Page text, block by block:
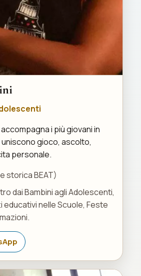
i più giovani in
gioco, ascolto,
personale.
storica BEAT)
dai Bambini agli Adolescenti,
nelle Scuole, Feste